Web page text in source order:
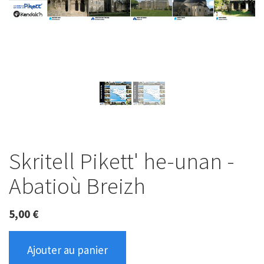
Skritell Pikett' he-unan -
Abatioù Breizh
5,00 €
Ajouter au panier